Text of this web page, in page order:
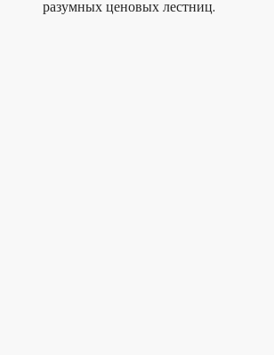
разумных ценовых лестниц.